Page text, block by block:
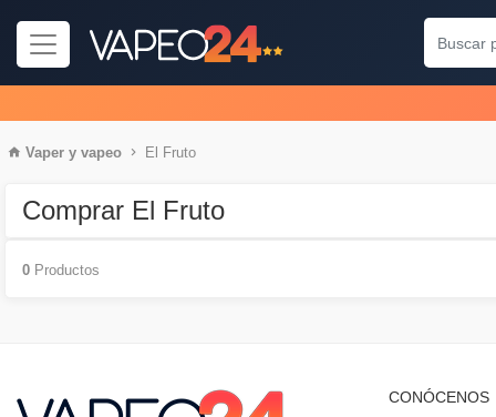
Vaper y vapeo El Fruto
Comprar El Fruto
0 Productos
CONÓCENOS